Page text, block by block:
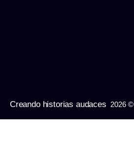
Creando historias audaces 2026 ©